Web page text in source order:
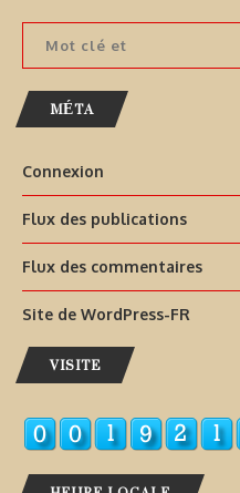
MÉTA
Connexion
Flux des publications
Flux des commentaires
Site de WordPress-FR
VISITE